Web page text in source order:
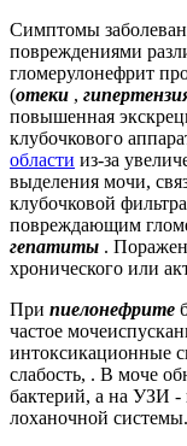
Симптомы
повреждениями
гломерулонефрит
(отеки ,
повышенная
клубочкового
области из-за
выделения мочи,
клубочковой
повреждающим
гепатиты .
хронического или
При пиелонефрите
частое
интоксикационные
слабость, . В моче
бактерий, а на УЗИ
лоханочной системы.